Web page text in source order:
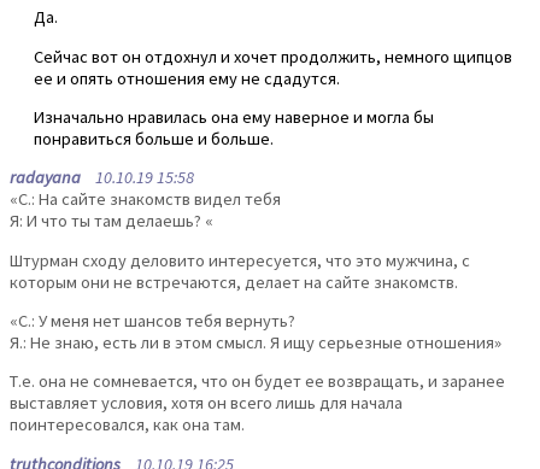
Да.
Сейчас вот он отдохнул и хочет продолжить, немного щипцов
ее и опять отношения ему не сдадутся.
Изначально нравилась она ему наверное и могла бы
понравиться больше и больше.
radayana 10.10.19 15:58
«С.: На сайте знакомств видел тебя
Я: И что ты там делаешь? «
Штурман сходу деловито интересуется, что это мужчина, с
которым они не встречаются, делает на сайте знакомств.
«С.: У меня нет шансов тебя вернуть?
Я.: Не знаю, есть ли в этом смысл. Я ищу серьезные отношения»
Т.е. она не сомневается, что он будет ее возвращать, и заранее
выставляет условия, хотя он всего лишь для начала
поинтересовался, как она там.
truthconditions 10.10.19 16:25